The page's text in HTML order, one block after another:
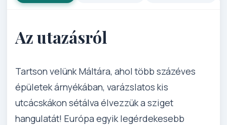
Az utazásról
Tartson velünk Máltára, ahol több százéves
épületek árnyékában, varázslatos kis
utcácskákon sétálva élvezzük a sziget
hangulatát! Európa egyik legérdekesebb